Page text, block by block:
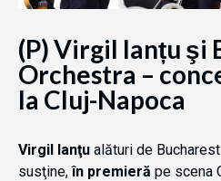
(P) Virgil Ianțu şi
Orchestra –
la Cluj-Napoca
Virgil Ianţu alături de
susţine,în premieră pe scena